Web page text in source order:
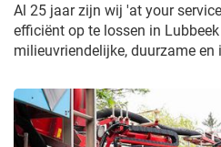
Al 25 jaar zijn wij 'at your
efficiënt op te lossen in
milieuvriendelijke, duurzame en